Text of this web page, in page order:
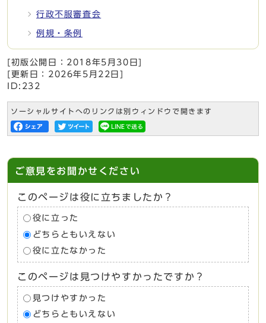
行政不服審査会
例規・条例
[初版公開日： 2018年5月30日
[更新日： 2026年5月22日
ID:232
ソーシャルサイトへのリンクは別ウィンドウで開きます
ご意見をお聞かせください
このページは役に立ちましたか？
役に立った
どちらともいえない
役に立たなかった
このページは見つけやすかったですか？
見つけやすかった
どちらともいえない